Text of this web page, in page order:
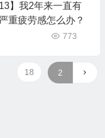
】我2年来一直有
重疲劳感怎么办？
773
18